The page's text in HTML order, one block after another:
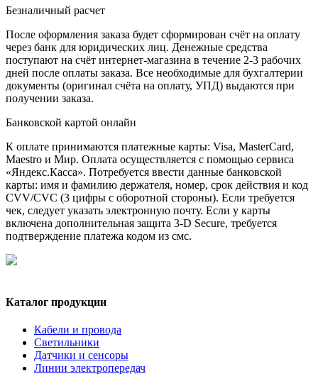
Безналичный расчет
После оформления заказа будет сформирован счёт на оплату
через банк для юридических лиц. Денежные средства
поступают на счёт интернет-магазина в течение 2-3 рабочих
дней после оплаты заказа. Все необходимые для бухгалтерии
документы (оригинал счёта на оплату, УПД) выдаются при
получении заказа.
Банковской картой онлайн
К оплате принимаются платежные карты: Visa, MasterCard,
Maestro и Мир. Оплата осуществляется с помощью сервиса
«Яндекс.Касса». Потребуется ввести данные банковской
карты: имя и фамилию держателя, номер, срок действия и код
CVV/CVC (3 цифры с оборотной стороны). Если требуется
чек, следует указать электронную почту. Если у карты
включена дополнительная защита 3-D Secure, требуется
подтверждение платежа кодом из смс.
Каталог продукции
Кабели и провода
Светильники
Датчики и сенсоры
Линии электропередач